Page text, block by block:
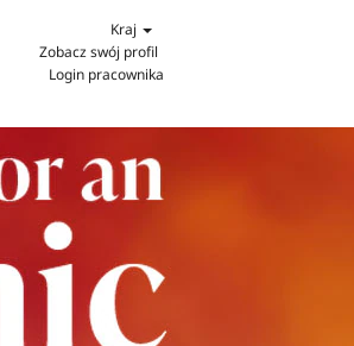
Kraj
Zobacz swój profil
Login pracownika